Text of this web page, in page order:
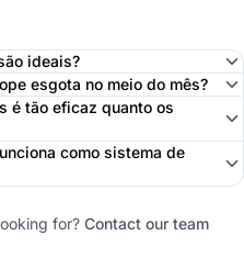
ideais?
esgota no meio do mês?
é tão eficaz quanto os
como sistema de
for? Contact our team